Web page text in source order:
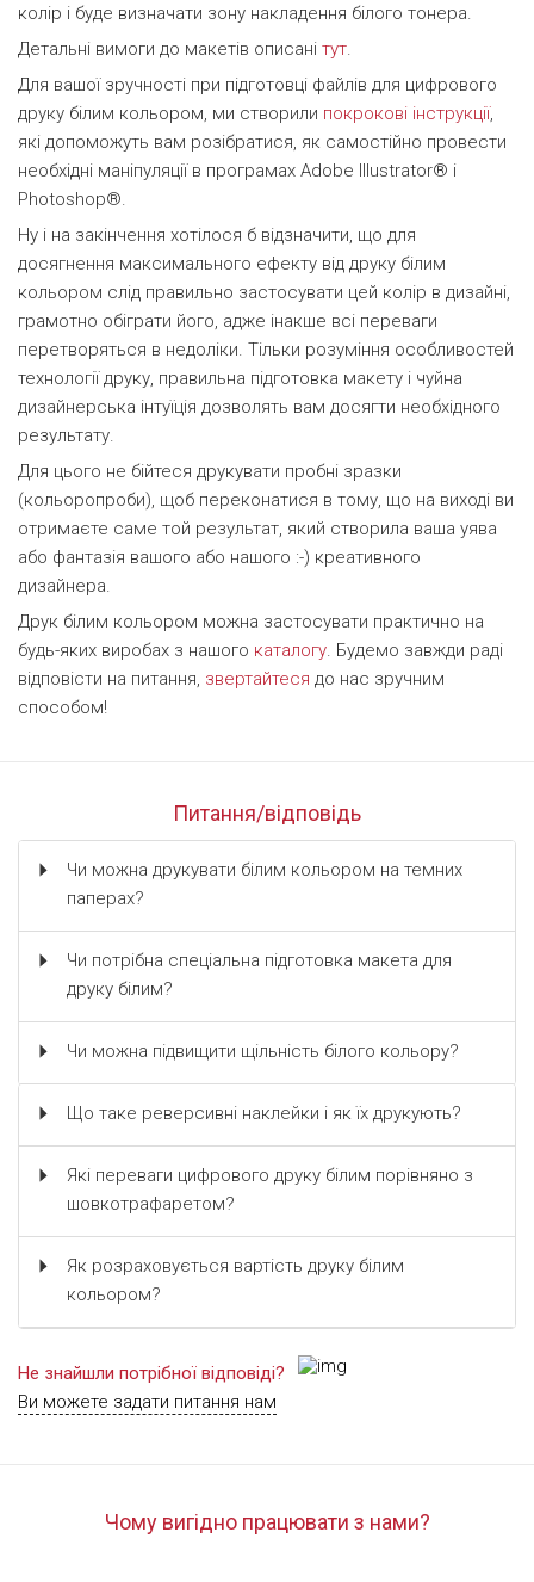
колір і буде визначати зону накладення білого тонера.
Детальні вимоги до макетів описані тут.
Для вашої зручності при підготовці файлів для цифрового
друку білим кольором, ми створили покрокові інструкції,
які допоможуть вам розібратися, як самостійно провести
необхідні маніпуляції в програмах Adobe Illustrator® і
Photoshop®.
Ну і на закінчення хотілося б відзначити, що для
досягнення максимального ефекту від друку білим
кольором слід правильно застосувати цей колір в дизайні,
грамотно обіграти його, адже інакше всі переваги
перетворяться в недоліки. Тільки розуміння особливостей
технології друку, правильна підготовка макету і чуйна
дизайнерська інтуїція дозволять вам досягти необхідного
результату.
Для цього не бійтеся друкувати пробні зразки
(кольоропроби), щоб переконатися в тому, що на виході ви
отримаєте саме той результат, який створила ваша уява
або фантазія вашого або нашого :-) креативного
дизайнера.
Друк білим кольором можна застосувати практично на
будь-яких виробах з нашого каталогу. Будемо завжди раді
відповісти на питання, звертайтеся до нас зручним
способом!
Питання/відповідь
Чи можна друкувати білим кольором на темних
паперах?
Чи потрібна спеціальна підготовка макета для
друку білим?
Чи можна підвищити щільність білого кольору?
Що таке реверсивні наклейки і як їх друкують?
Які переваги цифрового друку білим порівняно з
шовкотрафаретом?
Як розраховується вартість друку білим
кольором?
Не знайшли потрібної відповіді?
Ви можете задати питання нам
Чому вигідно працювати з нами?